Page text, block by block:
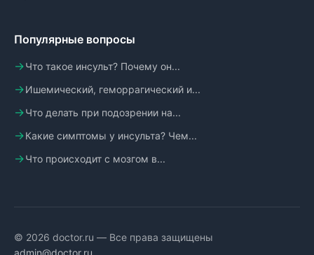
Популярные вопросы
Что такое инсульт? Почему он...
Ишемический, геморрагический и...
Что делать при подозрении на...
Какие симптомы у инсульта? Чем...
Что происходит с мозгом в...
© 2026 doctor.ru — Все права защищены
admin@doctor.ru